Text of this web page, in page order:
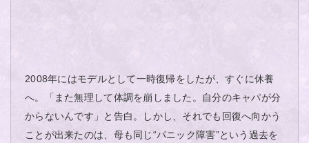
2008年にはモデルとして一時復帰をしたが、すぐに休養
へ。「また無理して体調を崩しました。自分のキャパが分
からないんです」と告白。しかし、それでも回復へ向かう
ことが出来たのは、母も同じ“パニック障害”という過去を